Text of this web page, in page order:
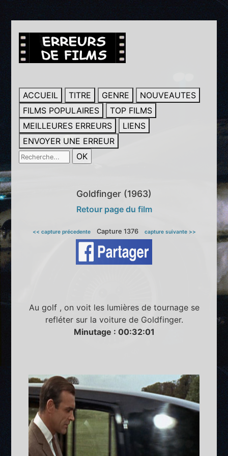
ACCUEIL TITRE GENRE
NOUVEAUTES
FILMS POPULAIRES
TOP FILMS
MEILLEURES ERREURS
LIENS
ENVOYER UNE ERREUR
Goldfinger (1963)
Retour page du film
<< capture précedenteCapture 1376 capture suivante >>
Au golf , on voit les lumières de tournage se
refléter sur la voiture de Goldfinger.
Minutage : 00:32:01